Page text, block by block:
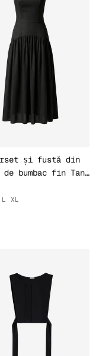
și fustă din
bumbac fin Tana
L XL